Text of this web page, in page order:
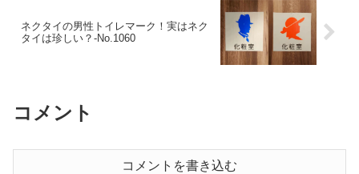
ネクタイの男性トイレマーク！実はネク
タイは珍しい？-No.1060
コメント
コメントを書き込む